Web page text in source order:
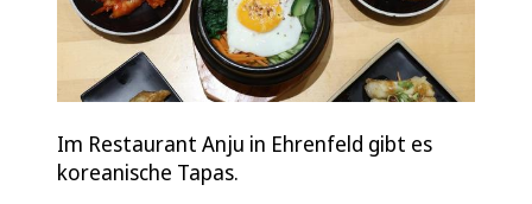
Im Restaurant Anju in Ehrenfeld gibt es
koreanische Tapas.